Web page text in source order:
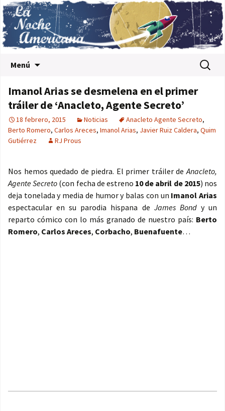
Menú Buscar:
Imanol Arias se desmelena en el primer
tráiler de ‘Anacleto, Agente Secreto’
18 febrero, 2015 Noticias Anacleto Agente Secreto,
Berto Romero, Carlos Areces, Imanol Arias, Javier Ruiz Caldera, Quim
Gutiérrez
RJ Prous
Nos hemos quedado de piedra. El primer tráiler de Anacleto,
Agente Secreto (con fecha de estreno 10 de abril de 2015) nos
deja tonelada y media de humor y balas con un Imanol Arias
espectacular en su parodia hispana de James Bondy un
reparto cómico con lo más granado de nuestro país: Berto
Romero, Carlos Areces, Corbacho, Buenafuente…